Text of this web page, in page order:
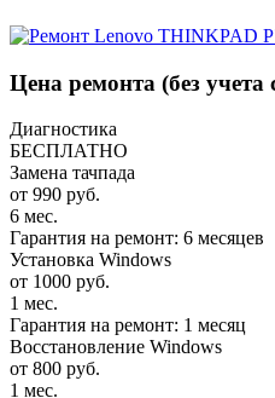
Цена ремонта (без учета
Диагностика
БЕСПЛАТНО
Замена тачпада
от 990 руб.
6 мес.
Гарантия на ремонт: 6 месяцев
Установка Windows
от 1000 руб.
1 мес.
Гарантия на ремонт: 1 месяц
Восстановление Windows
от 800 руб.
1 мес.